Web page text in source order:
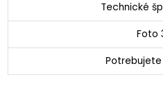
Technické
Foto